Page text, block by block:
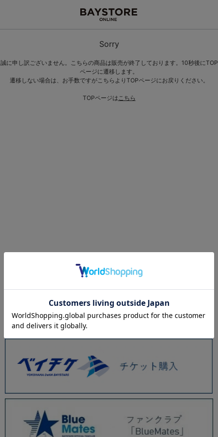
Sorry
誠に申し訳ございません。こちらの商品は販売が終了しております。10秒後にTOP
ページに遷移します。
遷移しない場合は、お手数ですがこちらよりTOPページにお戻りください。
TOPページはこちら